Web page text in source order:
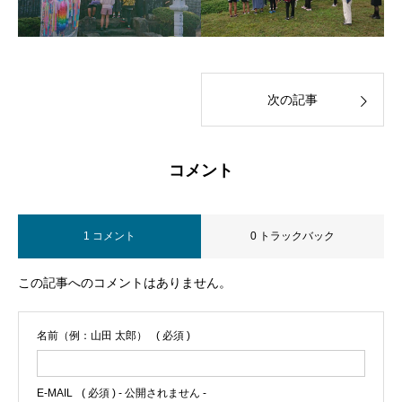
次の記事
コメント
1 コメント 0 トラックバック
この記事へのコメントはありません。
名前（例：山田 太郎） ( 必須 )
E-MAIL ( 必須 ) - 公開されません -